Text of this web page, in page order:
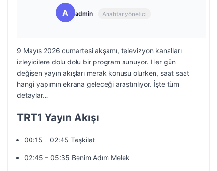
A admin Anahtar yönetici
9 Mayıs 2026 cumartesi akşamı, televizyon kanalları
izleyicilere dolu dolu bir program sunuyor. Her gün
değişen yayın akışları merak konusu olurken, saat saat
hangi yapımın ekrana geleceği araştırılıyor. İşte tüm
detaylar…
TRT1 Yayın Akışı
00:15 – 02:45 Teşkilat
02:45 – 05:35 Benim Adım Melek